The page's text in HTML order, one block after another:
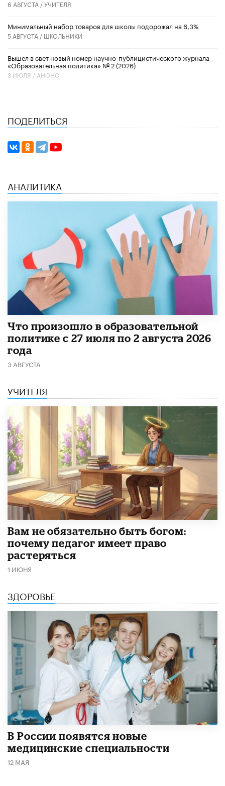
6 АВГУСТА /УЧИТЕЛЯ
Минимальный набор товаров для школы подорожал на 6,3%
5 АВГУСТА / ШКОЛЬНИКИ
Вышел в свет новый номер научно-публицистического журнала
«Образовательная политика» № 2 (2026)
3 ИЮЛЯ / АНОНС
ПОДЕЛИТЬСЯ
АНАЛИТИКА
​Что произошло в образовательной
политике с 27 июля по 2 августа 2026
года
3 АВГУСТА
УЧИТЕЛЯ
​Вам не обязательно быть богом:
почему педагог имеет право
растеряться
1 ИЮНЯ
ЗДОРОВЬЕ
В России появятся новые
медицинские специальности
12 МАЯ